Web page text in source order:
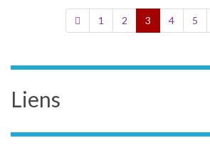
1 2 3 4 5
Liens